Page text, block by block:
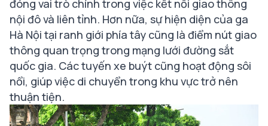
đóng vai trò chính trong việc kết nối giao thông
nội đô và liên tỉnh. Hơn nữa, sự hiện diện của ga
Hà Nội tại ranh giới phía tây cũng là điểm nút giao
thông quan trọng trong mạng lưới đường sắt
quốc gia. Các tuyến xe buýt cũng hoạt động sôi
nổi, giúp việc di chuyển trong khu vực trở nên
thuận tiện.